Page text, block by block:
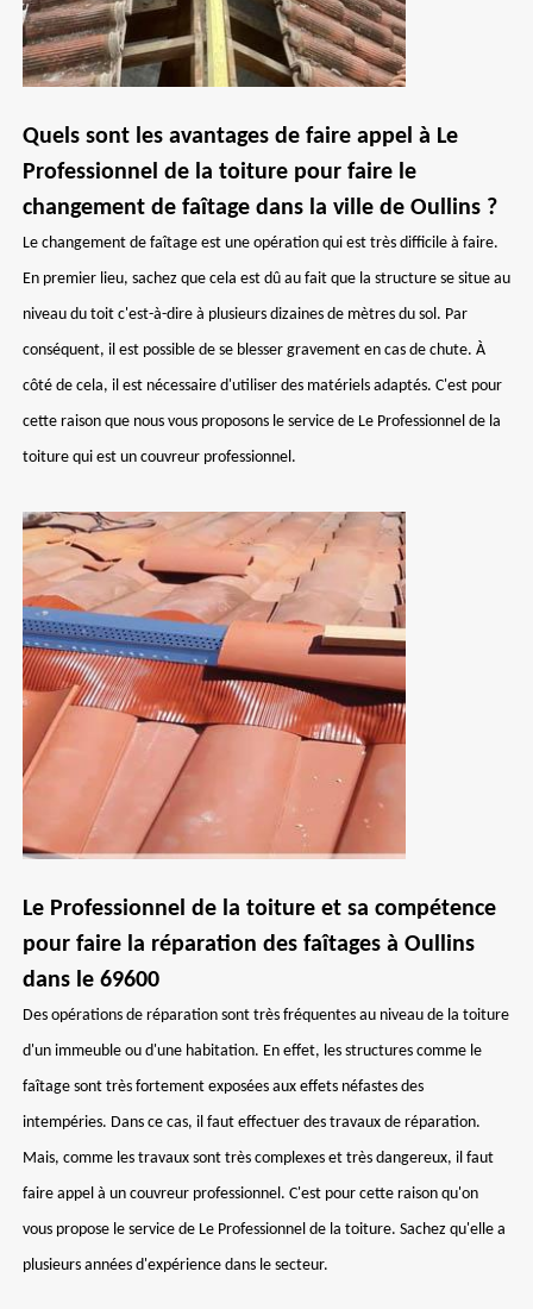
Quels sont les avantages de faire appel à Le
Professionnel de la toiture pour faire le
changement de faîtage dans la ville de Oullins ?
Le changement de faîtage est une opération qui est très difficile à faire.
En premier lieu, sachez que cela est dû au fait que la structure se situe au
niveau du toit c'est-à-dire à plusieurs dizaines de mètres du sol. Par
conséquent, il est possible de se blesser gravement en cas de chute. À
côté de cela, il est nécessaire d'utiliser des matériels adaptés. C'est pour
cette raison que nous vous proposons le service de Le Professionnel de la
toiture qui est un couvreur professionnel.
Le Professionnel de la toiture et sa compétence
pour faire la réparation des faîtages à Oullins
dans le 69600
Des opérations de réparation sont très fréquentes au niveau de la toiture
d'un immeuble ou d'une habitation. En effet, les structures comme le
faîtage sont très fortement exposées aux effets néfastes des
intempéries. Dans ce cas, il faut effectuer des travaux de réparation.
Mais, comme les travaux sont très complexes et très dangereux, il faut
faire appel à un couvreur professionnel. C'est pour cette raison qu'on
vous propose le service de Le Professionnel de la toiture. Sachez qu'elle a
plusieurs années d'expérience dans le secteur.